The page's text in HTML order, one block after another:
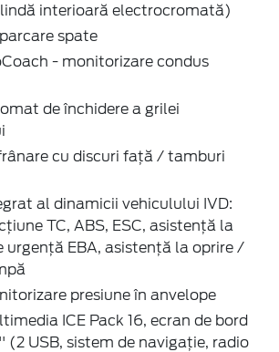
interioară electrocromată)
spate
- monitorizare condus
de închidere a grilei
cu discuri față / tamburi
al dinamicii vehiculului IVD:
TC, ABS, ESC, asistență la
urgență EBA, asistență la oprire /
presiune în anvelope
ICE Pack 16, ecran de bord
(2 USB, sistem de navigație, radio